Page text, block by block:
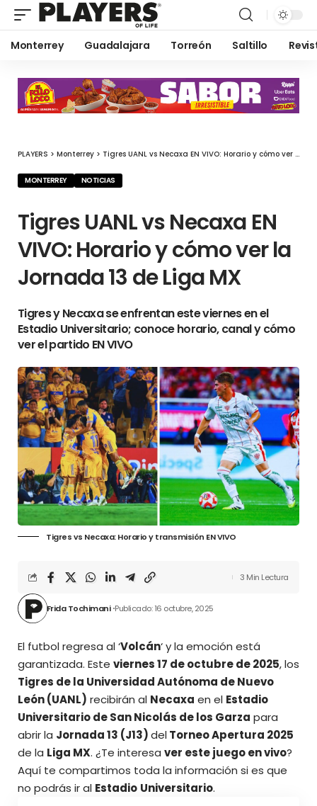
Monterrey Guadalajara Torreón Saltillo
PLAYERS > Monterrey > Tigres UANL vs Necaxa EN VIVO: Horario y cómo ver la Jornada 13 de Liga MX
MONTERREY NOTICIAS
Tigres UANL vs Necaxa EN
VIVO: Horario y cómo ver la
Jornada 13 de Liga MX
Tigres y Necaxa se enfrentan este viernes en el
Estadio Universitario; conoce horario, canal y cómo
ver el partido EN VIVO
Tigres vs Necaxa: Horario y transmisión EN VIVO
Frida Tochimani Publicado: 16 octubre, 2025
3 Min Lectura
El futbol regresa al ‘Volcán‘ y la emoción está
garantizada. Este viernes 17 de octubre de 2025, los
Tigres de la Universidad Autónoma de Nuevo
León (UANL) recibirán al Necaxa en el Estadio
Universitario de San Nicolás de los Garza para
abrir la Jornada 13 (J13)delTorneo Apertura 2025
de la Liga MX. ¿Te interesa ver este juego en vivo?
Aquí te compartimos toda la información si es que
no podrás ir al Estadio Universitario.